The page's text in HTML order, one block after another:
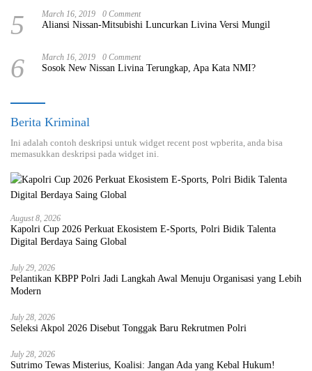
5 March 16, 2019 0 Comment
Aliansi Nissan-Mitsubishi Luncurkan Livina Versi Mungil
6 March 16, 2019 0 Comment
Sosok New Nissan Livina Terungkap, Apa Kata NMI?
Berita Kriminal
Ini adalah contoh deskripsi untuk widget recent post wpberita, anda bisa
memasukkan deskripsi pada widget ini.
August 8, 2026
Kapolri Cup 2026 Perkuat Ekosistem E-Sports, Polri Bidik Talenta
Digital Berdaya Saing Global
July 29, 2026
Pelantikan KBPP Polri Jadi Langkah Awal Menuju Organisasi yang Lebih
Modern
July 28, 2026
Seleksi Akpol 2026 Disebut Tonggak Baru Rekrutmen Polri
July 28, 2026
Sutrimo Tewas Misterius, Koalisi: Jangan Ada yang Kebal Hukum!